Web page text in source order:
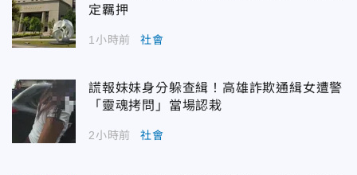
定羈押
1小時前 社會
謊報妹妹身分躲查緝！高雄詐欺通緝女遭警
「靈魂拷問」當場認栽
2小時前 社會